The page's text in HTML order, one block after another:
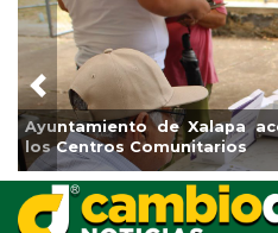
a
Municipio arrancará
el boulevard 5 de
Previous